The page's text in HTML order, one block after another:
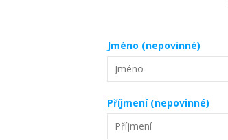
Jméno (nepovinné)
Příjmení (nepovinné)